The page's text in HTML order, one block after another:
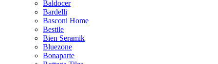
Baldocer
Bardelli
Basconi Home
Bestile
Bien Seramik
Bluezone
Bonaparte